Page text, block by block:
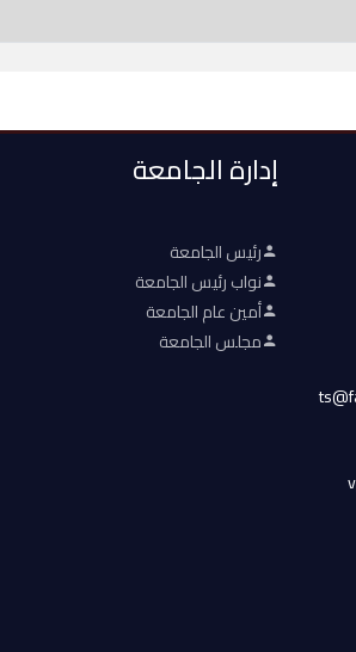
إدارة الجامعة
رئيس الجامعة
نواب رئيس الجامعة
أمين عام الجامعة
مجلس الجامعة